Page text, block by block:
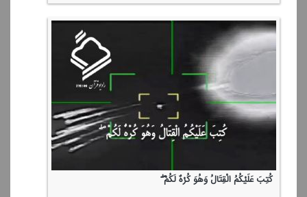
كُتِبَ عَلَیْكُمُ الْقِتَالُ وَهُوَ كُرْهٌ لَكُمْ ۖ